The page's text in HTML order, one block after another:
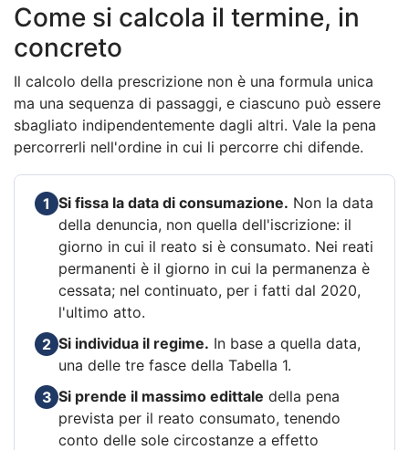
Come si calcola il termine, in
concreto
Il calcolo della prescrizione non è una formula unica
ma una sequenza di passaggi, e ciascuno può essere
sbagliato indipendentemente dagli altri. Vale la pena
percorrerli nell'ordine in cui li percorre chi difende.
1 Si fissa la data di consumazione. Non la data
della denuncia, non quella dell'iscrizione: il
giorno in cui il reato si è consumato. Nei reati
permanenti è il giorno in cui la permanenza è
cessata; nel continuato, per i fatti dal 2020,
l'ultimo atto.
2 Si individua il regime. In base a quella data,
una delle tre fasce della Tabella 1.
3 Si prende il massimo edittale della pena
prevista per il reato consumato, tenendo
conto delle sole circostanze a effetto